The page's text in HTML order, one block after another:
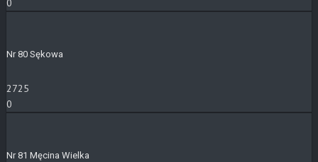
Nr 80 Sękowa
2725
0
Nr 81 Męcina Wielka